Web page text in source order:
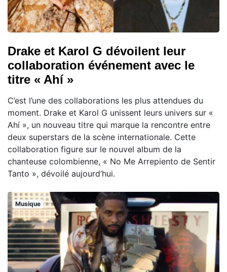
Drake et Karol G dévoilent leur
collaboration événement avec le
titre « Ahí »
C’est l’une des collaborations les plus attendues du
moment. Drake et Karol G unissent leurs univers sur «
Ahí », un nouveau titre qui marque la rencontre entre
deux superstars de la scène internationale. Cette
collaboration figure sur le nouvel album de la
chanteuse colombienne, « No Me Arrepiento de Sentir
Tanto », dévoilé aujourd’hui.
Musique